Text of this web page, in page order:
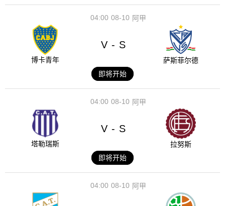
08-10
04:00 阿甲
博卡青年
V - S
萨斯菲尔德
即将开始
08-10
04:00 阿甲
塔勒瑞斯
V - S
拉努斯
即将开始
08-10
04:00 阿甲